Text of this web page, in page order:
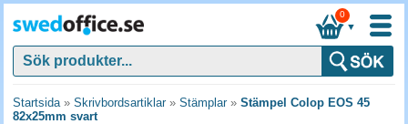
▼
0
Startsida» Skrivbordsartiklar» Stämplar» Stämpel Colop EOS 45
82x25mm svart